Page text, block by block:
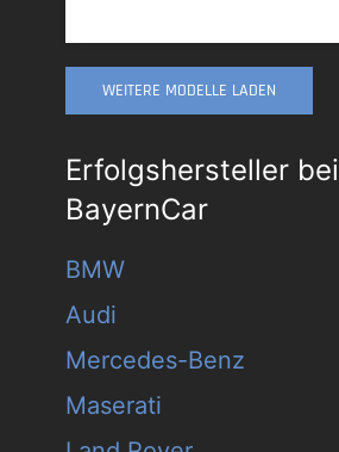
WEITERE MODELLE LADEN
Erfolgshersteller bei
BayernCar
BMW
Audi
Mercedes-Benz
Maserati